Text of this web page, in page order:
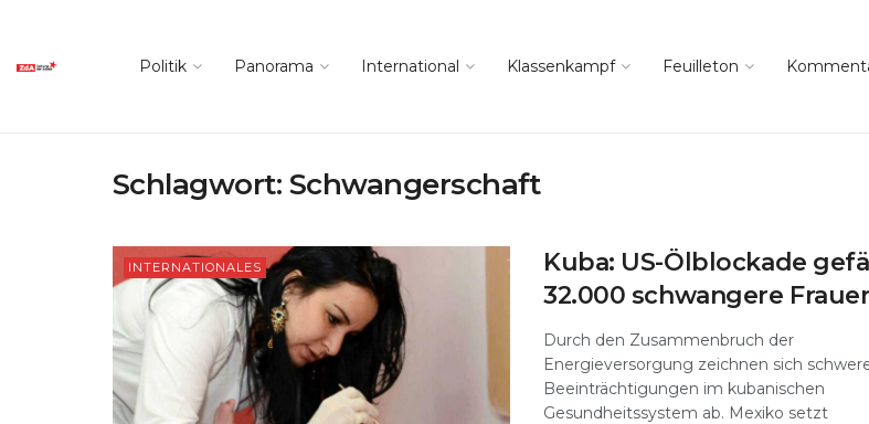
Politik Panorama International Klassenkampf Feuilleton
Schlagwort: Schwangerschaft
INTERNATIONALES
Kuba: US-Ölblockade
32.000 schwangere
Durch den Zusammenbruch der
Energieversorgung zeichnen sich
Beeinträchtigungen im kubanischen
Gesundheitssystem ab. Mexiko setzt